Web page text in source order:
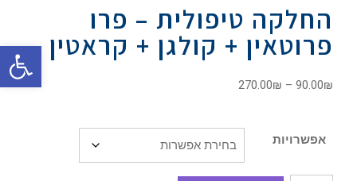
פתח
החלקה טיפולית – פרו
פרוטאין + קולגן + קראטין
90.00₪
–
270.00₪
אפשרויות